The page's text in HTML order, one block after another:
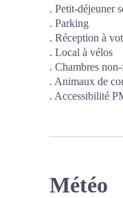
. Petit-déjeuner
. Parking
. Réception à
. Local à vélos
. Chambres
. Animaux de
. Accessibilité
Météo